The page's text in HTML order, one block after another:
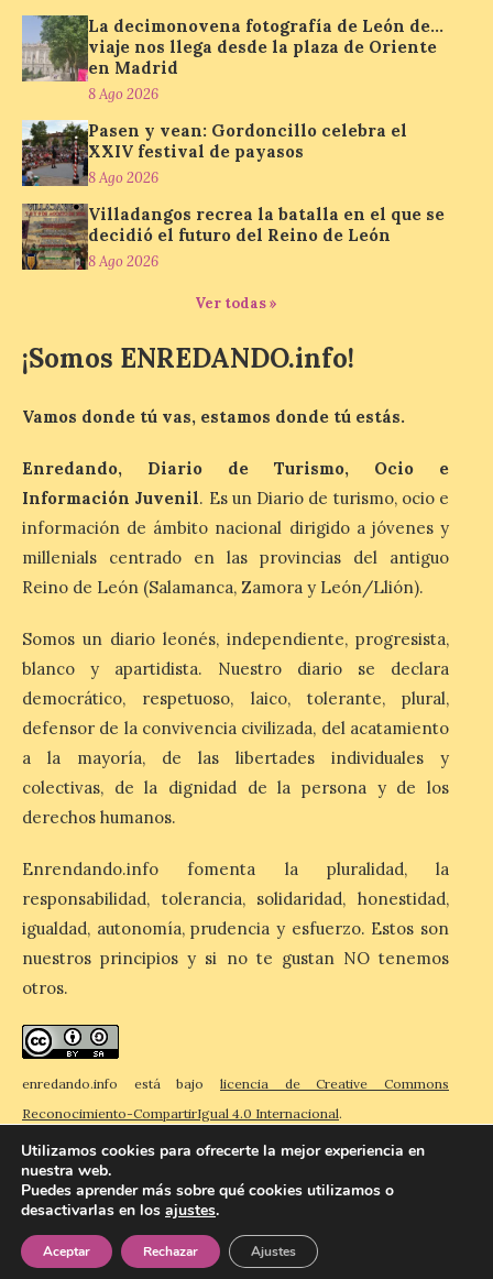
Enróllate, la Asociación
Conceyu País Llionés y el Diario de
Turismo, Ocio e Información para
jóvenes “Enredando.info”. Pilar Aller Aller
nos envía la décimo […]
Los minerales y sus usos
más comunes centran la
nueva exposición del
Museo de la Siderurgia y
la Minería de Sabero
de agosto a las doce y
minerales, rocas y fósiles de Castilla y
León’, podrá visitarse hasta finales del
La Bañeza inicia sus
cargo de Arturo Martínez
Matilla
8 Ago 2026
Bañeza designa a Arturo
pregonero de las Fiestas
sábado 8 de agosto a las 21,00 horas en el
teatro municipal de La Bañeza. El
comunicador astorgano Arturo Martínez
Matilla, […]
Artesana de Astorga
arranca con una gran
acogida del público
8 Ago 2026
La inauguración contó
con la presencia del
alcalde de Astorga, José
Luis Nieto, que se acercó
hasta la feria acompañado
por el organizador de la iniciativa, Isaac
La decimonovena fotografía de León de…
viaje nos llega desde la plaza de Oriente
en Madrid
8 Ago 2026
Pasen y vean: Gordoncillo celebra el
XXIV festival de payasos
8 Ago 2026
Villadangos recrea la batalla en el que se
decidió el futuro del Reino de León
8 Ago 2026
Ver todas »
¡Somos ENREDANDO.info!
Vamos donde tú vas, estamos donde tú estás.
Enredando, Diario de Turismo, Ocio e
Información Juvenil. Es un Diario de turismo, ocio e
información de ámbito nacional dirigido a jóvenes y
millenials centrado en las provincias del antiguo
Reino de León (Salamanca, Zamora y León/Llión).
Somos un diario leonés, independiente, progresista,
blanco y apartidista. Nuestro diario se declara
democrático, respetuoso, laico, tolerante, plural,
defensor de la convivencia civilizada, del acatamiento
a la mayoría, de las libertades individuales y
colectivas, de la dignidad de la persona y de los
derechos humanos.
Enrendando.info fomenta la pluralidad, la
responsabilidad, tolerancia, solidaridad, honestidad,
igualdad, autonomía, prudencia y esfuerzo. Estos son
nuestros principios y si no te gustan NO tenemos
otros.
enredando.info está bajo licencia de Creative Commons
Reconocimiento-CompartirIgual 4.0 Internacional.
© 2026 Enredando Política de privacidad
Utilizamos cookies para ofrecerte la mejor experiencia en
nuestra web.
Puedes aprender más sobre qué cookies utilizamos o
desactivarlas en los ajustes.
Aceptar Rechazar Ajustes